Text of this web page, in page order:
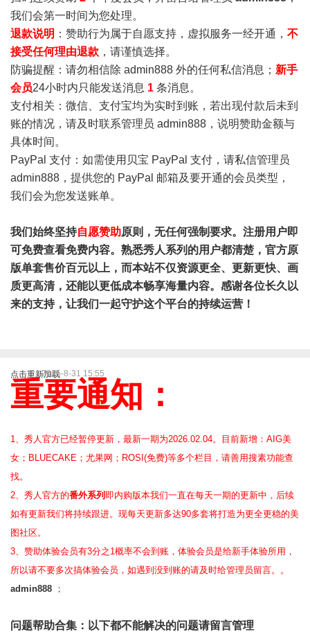
我们会第一时间为您处理。
退款说明 ：赞助行为属于自愿支持，虚拟服务一经开通， 不
接受任何理由退款 ，请谨慎选择。
防骗提醒：请勿相信除 admin888 外的任何私信消息； 新手
会员24小时内只能发送消息 1 条消息。
支付相关：微信、支付宝均为实时到账，若出现付款后未到
账的情况，请及时联系管理员 admin888，说明赞助金额与
具体时间。
PayPal 支付：如需使用贝宝 PayPal 支付，请私信管理员
admin888，提供您的 PayPal 邮箱及要开通的会员类型，
我们会为您发送账单。
我们始终坚持自愿赞助原则，无任何强制要求。注册用户即
可免费查看免费内容。熟悉秀人系列的用户都清楚，官方原
版单套售价百元以上，而本站不仅资源更全、更新更快、画
质更高清，还能以更低成本畅享海量内容。感谢各位长久以
来的支持，让我们一起守护这个平台的持续运营！
点击重新加载2025-8-31 15:55
重要通知：
1、秀人官方已经暂停更新，最新一期为2026.02.04。目前新增：AIG美
女；BLUECAKE；尤果网；ROSI(免费)等多个栏目，请善用搜素功能查
找。
2、 秀人官方的番外系列 即内购版本我们一直在每天一期的更新中，后续
如有更新我们将持续跟进。现每天更新多达90多套将打造为更全更稳的美
图社区。
3、赞助体验会员有3分之1概率不会到账，体验会员是给新手体验所用，
所以请不要多次搞体验会员，如遇到没到账的请及时给管理员留言。。
admin888 ；
问题帮助合集 ：以下都不能解决的问题请留言管理